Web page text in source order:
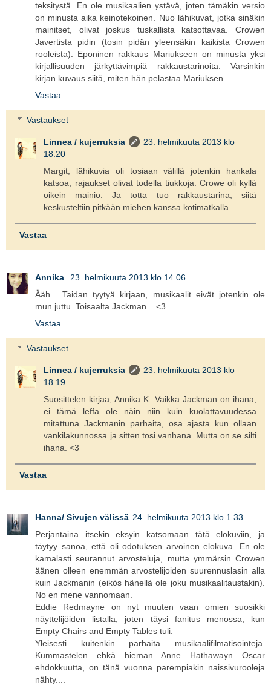
teksitystä. En ole musikaalien ystävä, joten tämäkin versio
on minusta aika keinotekoinen. Nuo lähikuvat, jotka sinäkin
mainitset, olivat joskus tuskallista katsottavaa. Crowen
Javertista pidin (tosin pidän yleensäkin kaikista Crowen
rooleista). Eponinen rakkaus Mariukseen on minusta yksi
kirjallisuuden järkyttävimpiä rakkaustarinoita. Varsinkin
kirjan kuvaus siitä, miten hän pelastaa Mariuksen...
Vastaa
Vastaukset
Linnea / kujerruksia
23. helmikuuta 2013 klo
18.20
Margit, lähikuvia oli tosiaan välillä jotenkin hankala
katsoa, rajaukset olivat todella tiukkoja. Crowe oli kyllä
oikein mainio. Ja totta tuo rakkaustarina, siitä
keskusteltiin pitkään miehen kanssa kotimatkalla.
Vastaa
Annika
23. helmikuuta 2013 klo 14.06
Ääh... Taidan tyytyä kirjaan, musikaalit eivät jotenkin ole
mun juttu. Toisaalta Jackman... <3
Vastaa
Vastaukset
Linnea / kujerruksia
23. helmikuuta 2013 klo
18.19
Suosittelen kirjaa, Annika K. Vaikka Jackman on ihana,
ei tämä leffa ole näin niin kuin kuolattavuudessa
mitattuna Jackmanin parhaita, osa ajasta kun ollaan
vankilakunnossa ja sitten tosi vanhana. Mutta on se silti
ihana. <3
Vastaa
Hanna/ Sivujen välissä 24. helmikuuta 2013 klo 1.33
Perjantaina itsekin eksyin katsomaan tätä elokuviin, ja
täytyy sanoa, että oli odotuksen arvoinen elokuva. En ole
kamalasti seurannut arvosteluja, mutta ymmärsin Crowen
äänen olleen enemmän arvostelijoiden suurennuslasin alla
kuin Jackmanin (eikös hänellä ole joku musikaalitaustakin).
No en mene vannomaan.
Eddie Redmayne on nyt muuten vaan omien suosikki
näyttelijöiden listalla, joten täysi fanitus menossa, kun
Empty Chairs and Empty Tables tuli.
Yleisesti kuitenkin parhaita musikaalifilmatisointeja.
Kummastelen ehkä hieman Anne Hathawayn Oscar
ehdokkuutta, on tänä vuonna parempiakin naissivurooleja
nähty....